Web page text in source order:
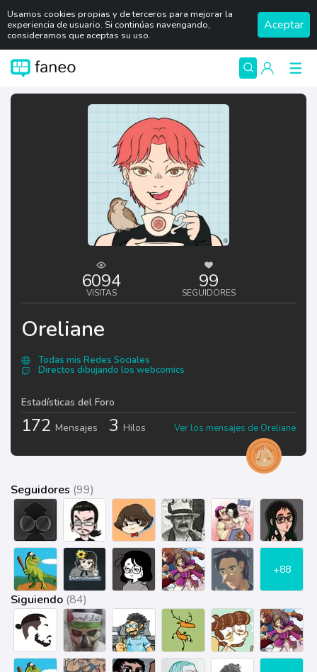
Usamos cookies propias y de terceros para mejorar la
experiencia de usuario. Si continúas navengando,
consideramos que aceptas su uso.
Aceptar
6094
VISITAS
99
SEGUIDORES
Oreliane
Todas mis Redes Sociales
Directos dibujando los webcomics
Estadísticas del Foro
172 Mensajes 3 Hilos Ver los mensajes de Oreliane
Seguidores (99)
+88
Siguiendo (84)